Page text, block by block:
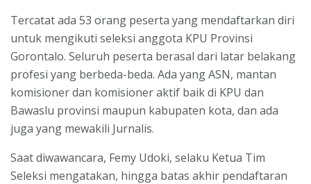
Tercatat ada 53 orang peserta yang mendaftarkan diri
untuk mengikuti seleksi anggota KPU Provinsi
Gorontalo. Seluruh peserta berasal dari latar belakang
profesi yang berbeda-beda. Ada yang ASN, mantan
komisioner dan komisioner aktif baik di KPU dan
Bawaslu provinsi maupun kabupaten kota, dan ada
juga yang mewakili Jurnalis.
Saat diwawancara, Femy Udoki, selaku Ketua Tim
Seleksi mengatakan, hingga batas akhir pendaftaran